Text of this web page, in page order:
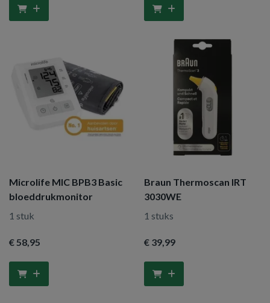
Microlife MIC BPB3 Basic
bloeddrukmonitor
1 stuk
€ 58,95
Braun Thermoscan IRT
3030WE
1 stuks
€ 39,99